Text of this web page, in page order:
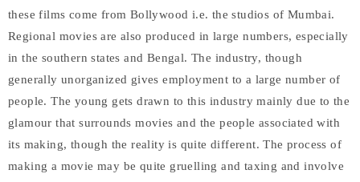
these films come from Bollywood i.e. the studios of Mumbai.
Regional movies are also produced in large numbers, especially
in the southern states and Bengal. The industry, though
generally unorganized gives employment to a large number of
people. The young gets drawn to this industry mainly due to the
glamour that surrounds movies and the people associated with
its making, though the reality is quite different. The process of
making a movie may be quite gruelling and taxing and involve